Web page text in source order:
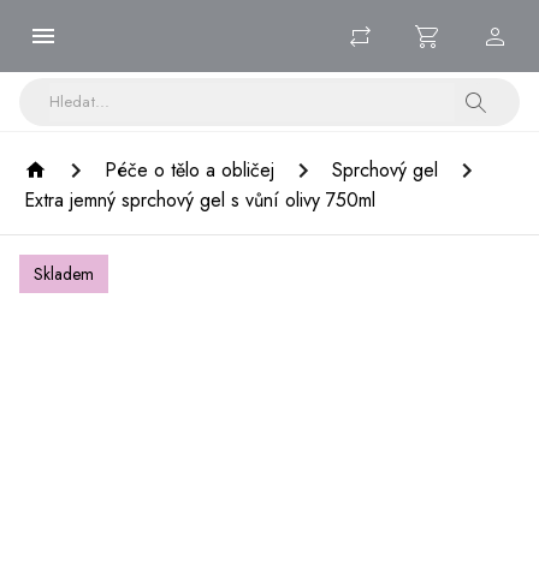
Péče o tělo a obličej
Sprchový gel
Extra jemný sprchový gel s vůní olivy 750ml
Skladem